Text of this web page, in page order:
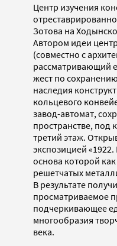
Центр изучения
Зотова на
Автором идеи
(совместно с
рассматривающий
жест по
наследия
кольцевого
завод-автомат,
пространстве, под
третий этаж.
экспозицией
основа которой
решетчатых
В результате
просматриваемое
подчеркивающее
многообразия
века.